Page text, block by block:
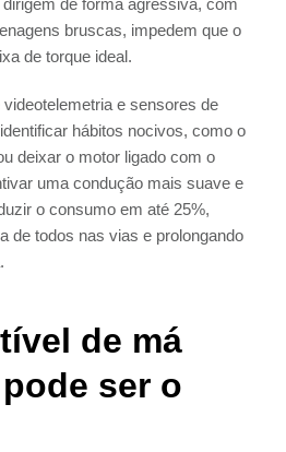
de forma agressiva, com
bruscas, impedem que o
de torque ideal.
e sensores de
hábitos nocivos, como o
deixar o motor ligado com o
uma condução mais suave e
o consumo em até 25%,
de todos nas vias e prolongando
de má
ser o